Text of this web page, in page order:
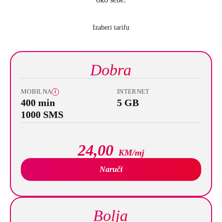
Izaberi tarifu
Dobra
MOBILNA i
400 min
1000 SMS
INTERNET
5 GB
24,00 KM/mj
Naruči
Bolja